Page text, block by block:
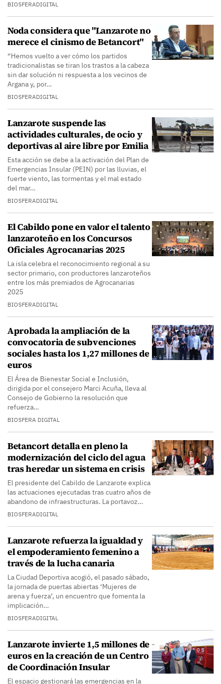
BIOSFERADIGITAL
Noda considera que "Lanzarote no
merece el cinismo de Betancort"
“Hemos vuelto a ver cómo los partidos
tradicionalistas se tiran los trastos a la cabeza
sin dar solución ni respuesta a los vecinos de
Argana y, por…
BIOSFERADIGITAL
Lanzarote suspende las
actividades culturales, de ocio y
deportivas al aire libre por Emilia
Esta acción se debe a la activación del Plan de
Emergencias Insular (PEIN) por las lluvias, el
fuerte viento, las tormentas y el mal estado
del mar…
BIOSFERADIGITAL
El Cabildo pone en valor el talento
lanzaroteño en los Concursos
Oficiales Agrocanarias 2025
La isla celebra el reconocimiento regional a su
sector primario, con productores lanzaroteños
entre los más premiados de Agrocanarias
2025
BIOSFERADIGITAL
Aprobada la ampliación de la
convocatoria de subvenciones
sociales hasta los 1,27 millones de
euros
El Área de Bienestar Social e Inclusión,
dirigida por el consejero Marci Acuña, lleva al
Consejo de Gobierno la resolución que
refuerza…
BIOSFERA DIGITAL
Betancort detalla en pleno la
modernización del ciclo del agua
tras heredar un sistema en crisis
El presidente del Cabildo de Lanzarote explica
las actuaciones ejecutadas tras cuatro años de
abandono de infraestructuras. La portavoz…
BIOSFERADIGITAL
Lanzarote refuerza la igualdad y
el empoderamiento femenino a
través de la lucha canaria
La Ciudad Deportiva acogió, el pasado sábado,
la jornada de puertas abiertas ‘Mujeres de
arena y fuerza’, un encuentro que fomenta la
implicación…
BIOSFERADIGITAL
Lanzarote invierte 1,5 millones de
euros en la creación de un Centro
de Coordinación Insular
El espacio gestionará las emergencias en la